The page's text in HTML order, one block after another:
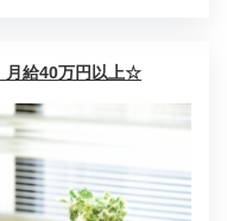
給40万円以上☆